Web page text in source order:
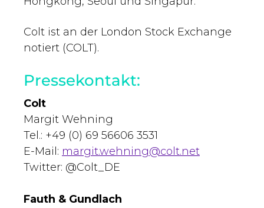
Colt ist an der London Stock Exchange
notiert (COLT).
Pressekontakt:
Colt
Margit Wehning
Tel.: +49 (0) 69 56606 3531
E-Mail: margit.wehning@colt.net
Twitter: @Colt_DE
Fauth & Gundlach